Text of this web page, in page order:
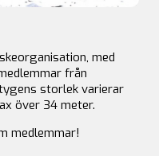
med
från
storlek varierar
över 34 meter.
medlemmar!